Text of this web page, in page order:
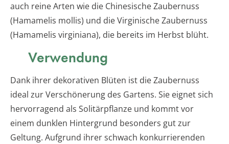
auch reine Arten wie die Chinesische Zaubernuss
(Hamamelis mollis) und die Virginische Zaubernuss
(Hamamelis virginiana), die bereits im Herbst blüht.
Verwendung
Dank ihrer dekorativen Blüten ist die Zaubernuss
ideal zur Verschönerung des Gartens. Sie eignet sich
hervorragend als Solitärpflanze und kommt vor
einem dunklen Hintergrund besonders gut zur
Geltung. Aufgrund ihrer schwach konkurrierenden